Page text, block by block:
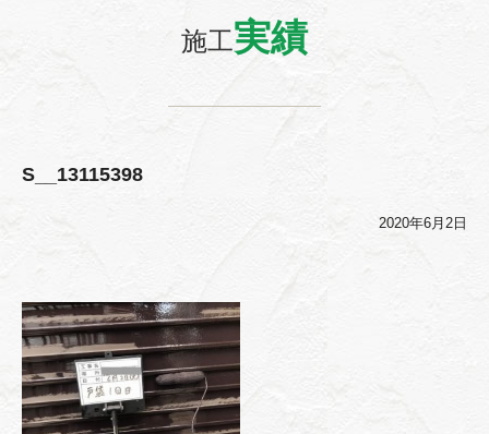
施工実績
S__13115398
2020年6月2日